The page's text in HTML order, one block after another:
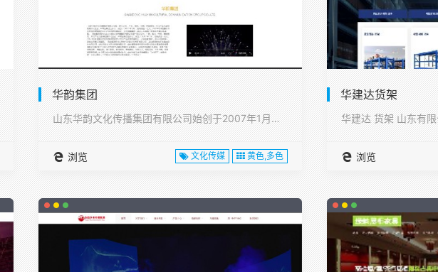
华韵集团
山东华韵文化传播集团有限公司始创于2007年1月，注册资本1···
浏览 文化传媒 黄色,多色
华建达货架
浏览